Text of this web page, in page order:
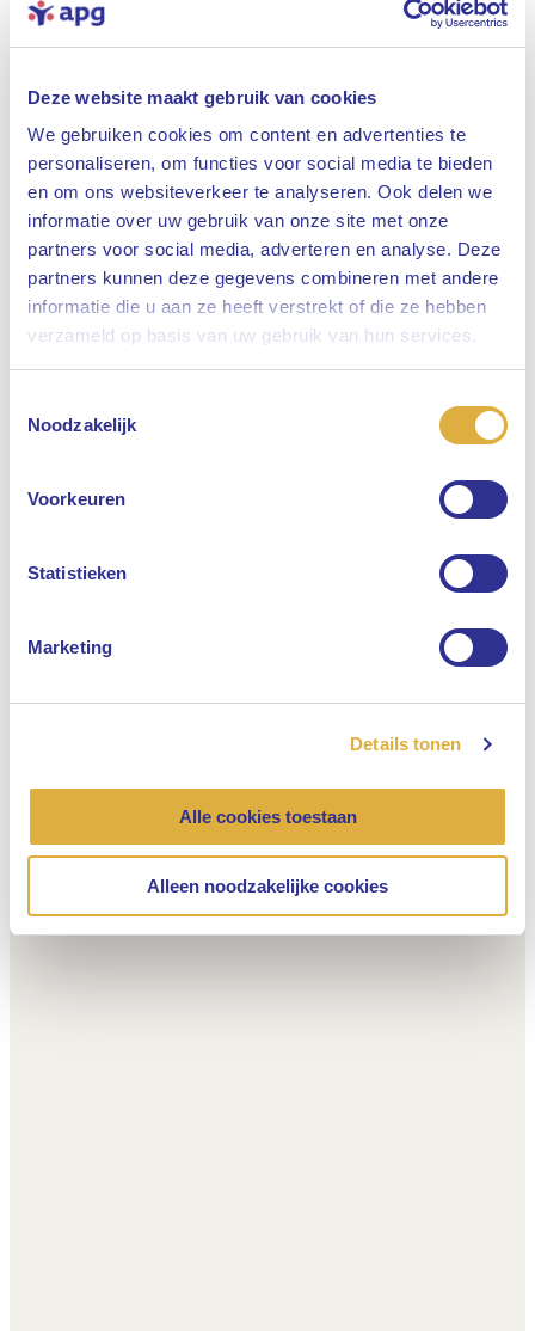
Deze website maakt gebruik van cookies
We gebruiken cookies om content en advertenties te
personaliseren, om functies voor social media te bieden
en om ons websiteverkeer te analyseren. Ook delen we
informatie over uw gebruik van onze site met onze
partners voor social media, adverteren en analyse. Deze
partners kunnen deze gegevens combineren met andere
informatie die u aan ze heeft verstrekt of die ze hebben
verzameld op basis van uw gebruik van hun services.
Noodzakelijk
Voorkeuren
Statistieken
Marketing
Details tonen
Alle cookies toestaan
Alleen noodzakelijke cookies
Sluiten